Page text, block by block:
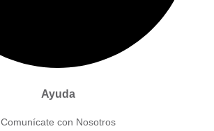
Ayuda
Comunícate con Nosotros